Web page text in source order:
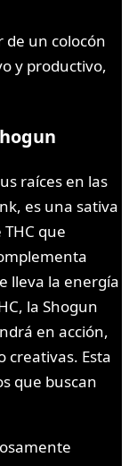
de un colocón
y productivo,
raíces en las
es una sativa
que
lleva la energía
la Shogun
en acción,
creativas. Esta
que buscan